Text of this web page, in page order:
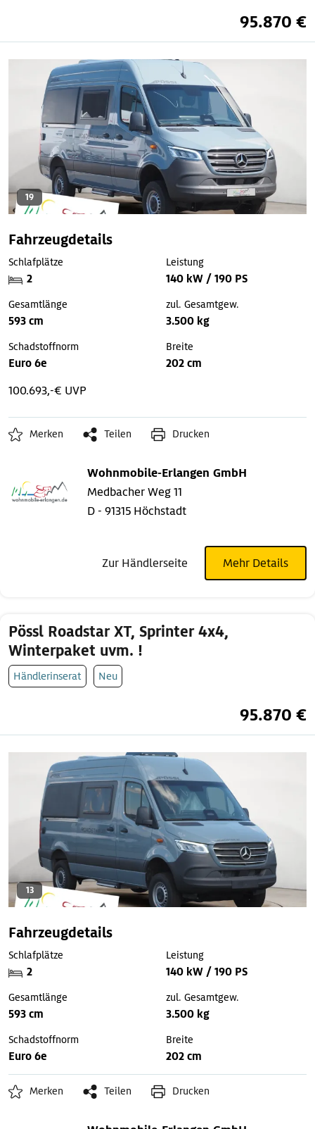
95.870 €
19
Fahrzeugdetails
Schlafplätze
2
Leistung
140 kW / 190 PS
Gesamtlänge
593 cm
zul. Gesamtgew.
3.500 kg
Schadstoffnorm
Euro 6e
Breite
202 cm
100.693,-€ UVP
Merken Teilen Drucken
Wohnmobile-Erlangen GmbH
Medbacher Weg 11
D - 91315 Höchstadt
Zur Händlerseite Mehr Details
Pössl Roadstar XT, Sprinter 4x4,
Winterpaket uvm. !
Händlerinserat Neu
95.870 €
13
Fahrzeugdetails
Schlafplätze
2
Leistung
140 kW / 190 PS
Gesamtlänge
593 cm
zul. Gesamtgew.
3.500 kg
Schadstoffnorm
Euro 6e
Breite
202 cm
Merken Teilen Drucken